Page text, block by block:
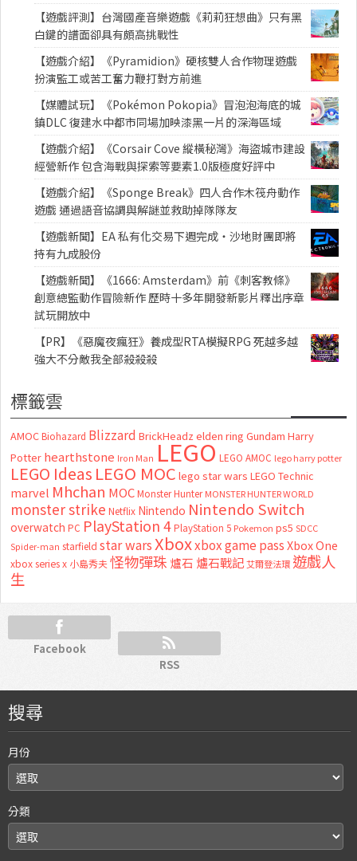
【遊戲評測】台灣國產音樂遊戲《莉莉狂想曲》只有黑
白鍵的譜面卻具有頗高挑戰性
【遊戲介紹】《Pyramidion》硬核雙人合作物理遊戲
扮演監工或苦工奮力鞭打對方前進
【媒體試玩】《Pokémon Pokopia》冒泡泡海底的城
鎮DLC 復建水中都市同場加映漆黑一片的深海區域
【遊戲介紹】《Corsair Cove 縱橫秘灣》海盜城市建設
經營新作 包含海戰與探索等要素1.0版極度好評中
【遊戲介紹】《Sponge Break》四人合作木筏舟動作
遊戲 通過語音協調與解謎並救助掉隊隊友
【遊戲新聞】EA 私有化交易下週完成・沙地財團即將
持有九成股份
【遊戲新聞】《1666: Amsterdam》前《刺客教條》
創意總監動作冒險新作 歷時十多年開發新影片釋出序章
試玩開放中
【PR】《惡魔夜瘋狂》養成型RTA模擬RPG 死越多越
強大不分敵我全部殺殺殺
標籤雲
AMOC Biohazard Blizzard BrickHeadz elden ring Gundam Harry
Potter hearthstone Iron Man LEGO LEGO AMOC lego harry potter
LEGO Ideas LEGO MOC lego star wars LEGO Technic
marvel Mhchan MOC Monster Hunter MONSTER HUNTER WORLD
monster strike Netflix Nintendo Nintendo Switch
overwatch PC PlayStation 4 PlayStation 5 Pokemon ps5 SDCC
Spider-man starfield star warsXboxxbox game passXbox One
xbox series x 小島秀夫怪物彈珠 爐石 爐石戰記艾爾登法環 遊戲人
生
Facebook
RSS
搜尋
月份
分類